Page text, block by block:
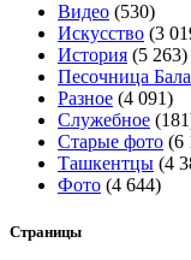
Видео (530)
Искусство (3
История (5 263)
Песочница
Разное (4 091)
Служебное
Старые фото (6
Ташкентцы (4
Фото (4 644)
Страницы